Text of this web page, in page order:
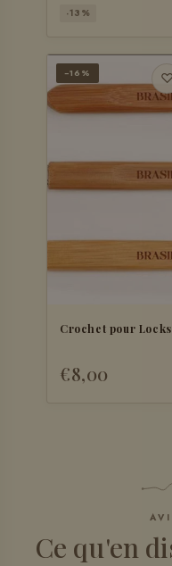
-13%
♡
−16%
Crochet pour Locks
€8,00
Ce qu'en